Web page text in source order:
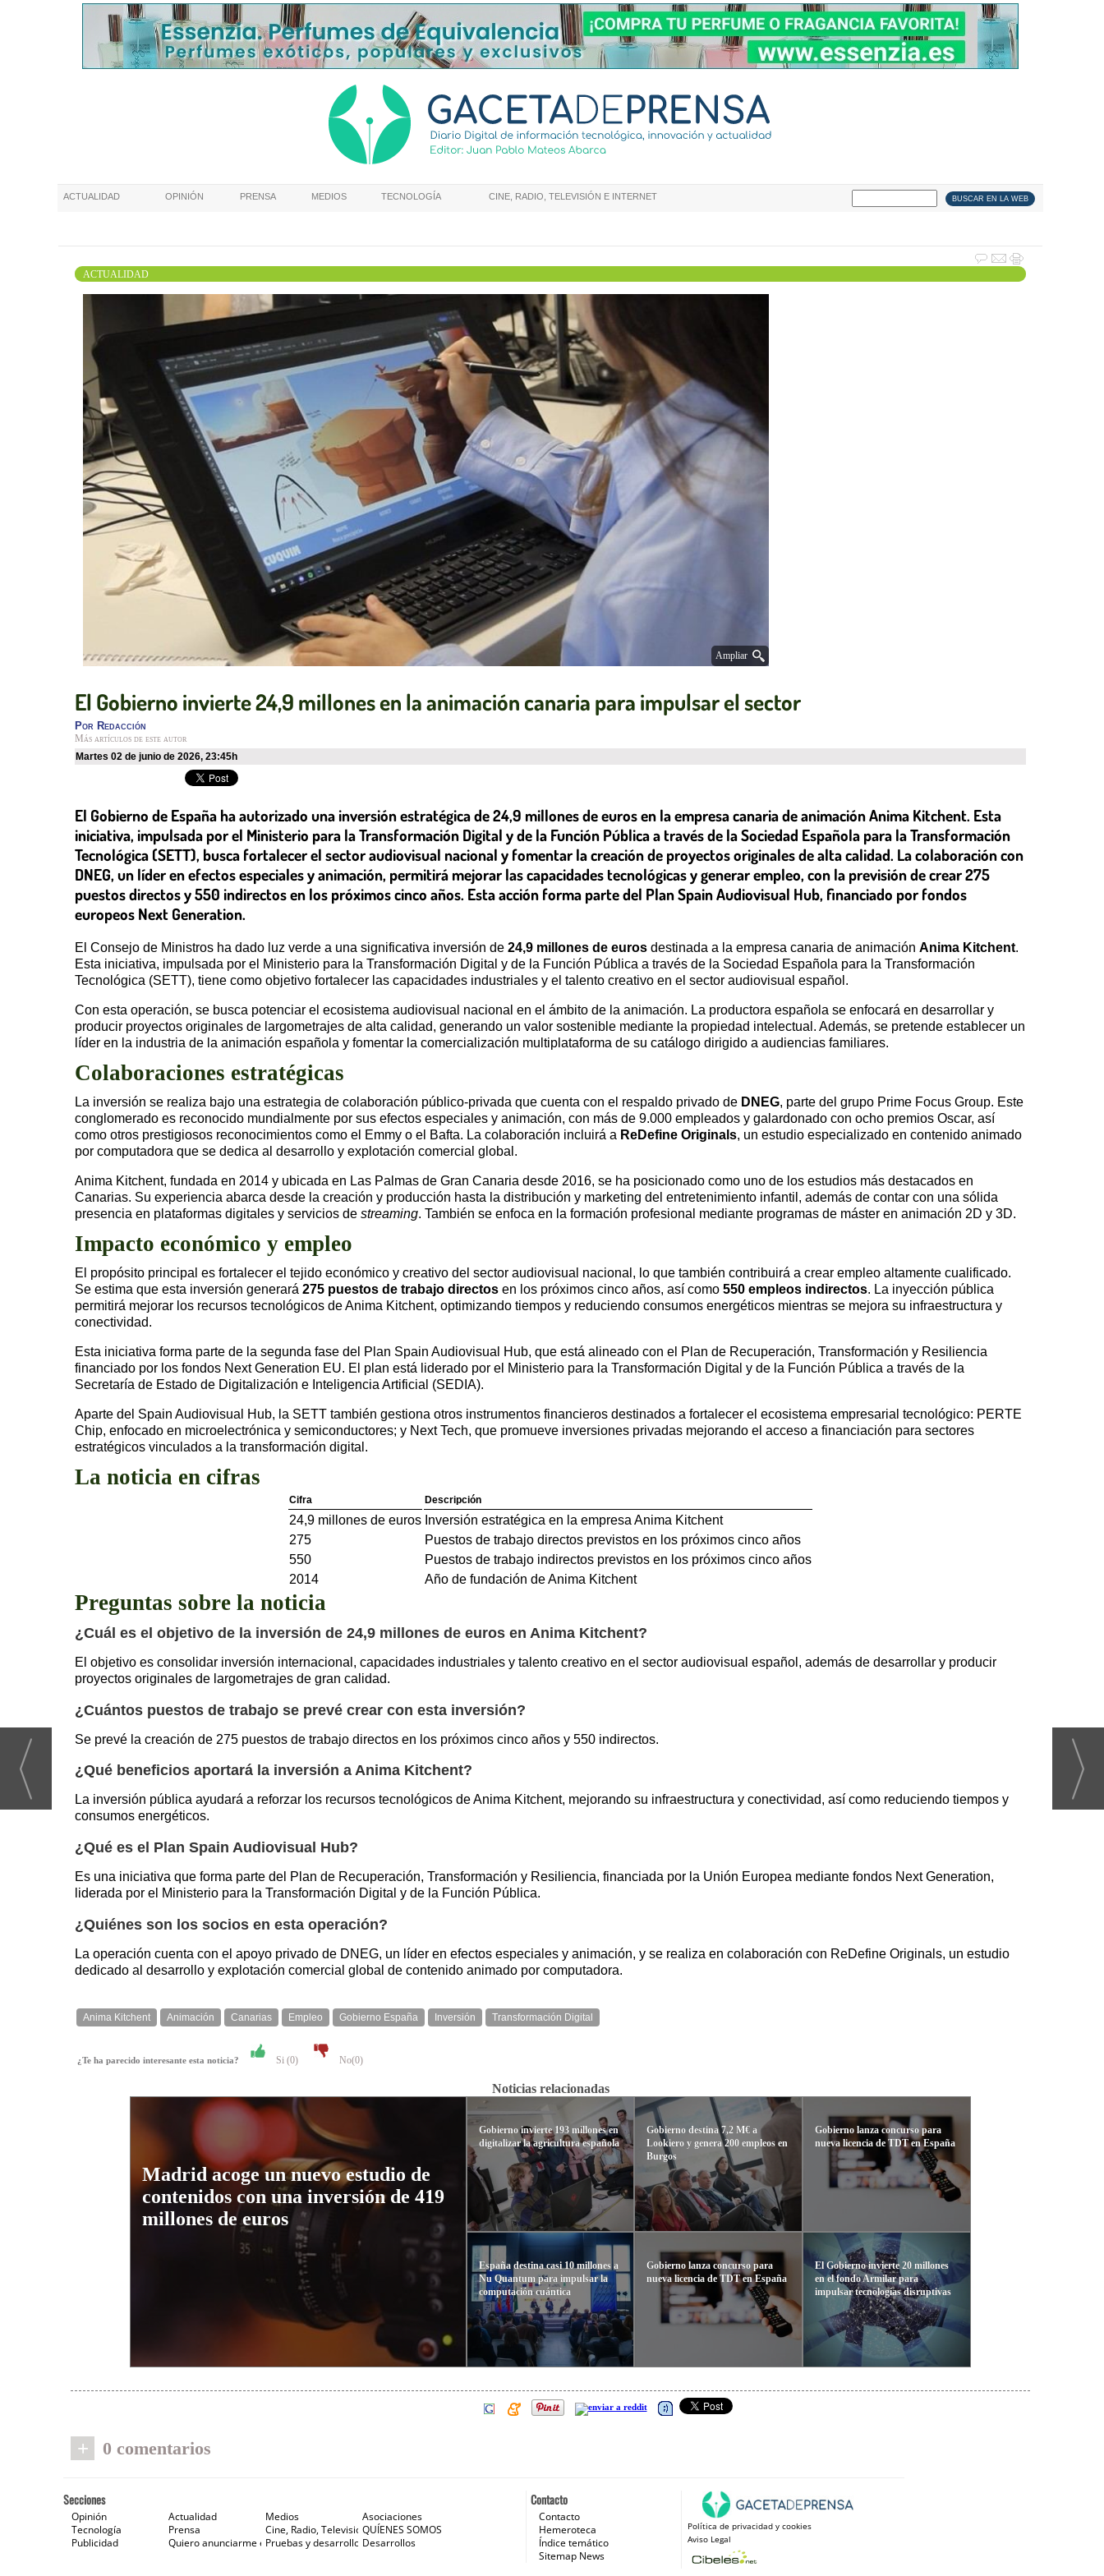
ACTUALIDAD OPINIÓN PRENSA MEDIOS TECNOLOGÍA CINE, RADIO, TELEVISIÓN E INTERNET
ACTUALIDAD
Ampliar
El Gobierno invierte 24,9 millones en la animación canaria para impulsar el sector
Por Redacción
Más artículos de este autor
martes 02 de junio de 2026, 23:45h
El Gobierno de España ha autorizado una inversión estratégica de 24,9 millones de euros en la empresa canaria de animación Anima Kitchent. Esta
iniciativa, impulsada por el Ministerio para la Transformación Digital y de la Función Pública a través de la Sociedad Española para la Transformación
Tecnológica (SETT), busca fortalecer el sector audiovisual nacional y fomentar la creación de proyectos originales de alta calidad. La colaboración con
DNEG, un líder en efectos especiales y animación, permitirá mejorar las capacidades tecnológicas y generar empleo, con la previsión de crear 275
puestos directos y 550 indirectos en los próximos cinco años. Esta acción forma parte del Plan Spain Audiovisual Hub, financiado por fondos
europeos Next Generation.
El Consejo de Ministros ha dado luz verde a una significativa inversión de 24,9 millones de euros destinada a la empresa canaria de animación Anima Kitchent.
Esta iniciativa, impulsada por el Ministerio para la Transformación Digital y de la Función Pública a través de la Sociedad Española para la Transformación
Tecnológica (SETT), tiene como objetivo fortalecer las capacidades industriales y el talento creativo en el sector audiovisual español.
Con esta operación, se busca potenciar el ecosistema audiovisual nacional en el ámbito de la animación. La productora española se enfocará en desarrollar y
producir proyectos originales de largometrajes de alta calidad, generando un valor sostenible mediante la propiedad intelectual. Además, se pretende establecer un
líder en la industria de la animación española y fomentar la comercialización multiplataforma de su catálogo dirigido a audiencias familiares.
Colaboraciones estratégicas
La inversión se realiza bajo una estrategia de colaboración público-privada que cuenta con el respaldo privado de DNEG, parte del grupo Prime Focus Group. Este
conglomerado es reconocido mundialmente por sus efectos especiales y animación, con más de 9.000 empleados y galardonado con ocho premios Oscar, así
como otros prestigiosos reconocimientos como el Emmy o el Bafta. La colaboración incluirá a ReDefine Originals, un estudio especializado en contenido animado
por computadora que se dedica al desarrollo y explotación comercial global.
Anima Kitchent, fundada en 2014 y ubicada en Las Palmas de Gran Canaria desde 2016, se ha posicionado como uno de los estudios más destacados en
Canarias. Su experiencia abarca desde la creación y producción hasta la distribución y marketing del entretenimiento infantil, además de contar con una sólida
presencia en plataformas digitales y servicios de streaming. También se enfoca en la formación profesional mediante programas de máster en animación 2D y 3D.
Impacto económico y empleo
El propósito principal es fortalecer el tejido económico y creativo del sector audiovisual nacional, lo que también contribuirá a crear empleo altamente cualificado.
Se estima que esta inversión generará 275 puestos de trabajo directos en los próximos cinco años, así como 550 empleos indirectos. La inyección pública
permitirá mejorar los recursos tecnológicos de Anima Kitchent, optimizando tiempos y reduciendo consumos energéticos mientras se mejora su infraestructura y
conectividad.
Esta iniciativa forma parte de la segunda fase del Plan Spain Audiovisual Hub, que está alineado con el Plan de Recuperación, Transformación y Resiliencia
financiado por los fondos Next Generation EU. El plan está liderado por el Ministerio para la Transformación Digital y de la Función Pública a través de la
Secretaría de Estado de Digitalización e Inteligencia Artificial (SEDIA).
Aparte del Spain Audiovisual Hub, la SETT también gestiona otros instrumentos financieros destinados a fortalecer el ecosistema empresarial tecnológico: PERTE
Chip, enfocado en microelectrónica y semiconductores; y Next Tech, que promueve inversiones privadas mejorando el acceso a financiación para sectores
estratégicos vinculados a la transformación digital.
La noticia en cifras
Cifra Descripción
24,9 millones de euros Inversión estratégica en la empresa Anima Kitchent
275
Puestos de trabajo directos previstos en los próximos cinco años
550
Puestos de trabajo indirectos previstos en los próximos cinco años
2014
Año de fundación de Anima Kitchent
Preguntas sobre la noticia
¿Cuál es el objetivo de la inversión de 24,9 millones de euros en Anima Kitchent?
El objetivo es consolidar inversión internacional, capacidades industriales y talento creativo en el sector audiovisual español, además de desarrollar y producir
proyectos originales de largometrajes de gran calidad.
¿Cuántos puestos de trabajo se prevé crear con esta inversión?
Se prevé la creación de 275 puestos de trabajo directos en los próximos cinco años y 550 indirectos.
¿Qué beneficios aportará la inversión a Anima Kitchent?
La inversión pública ayudará a reforzar los recursos tecnológicos de Anima Kitchent, mejorando su infraestructura y conectividad, así como reduciendo tiempos y
consumos energéticos.
¿Qué es el Plan Spain Audiovisual Hub?
Es una iniciativa que forma parte del Plan de Recuperación, Transformación y Resiliencia, financiada por la Unión Europea mediante fondos Next Generation,
liderada por el Ministerio para la Transformación Digital y de la Función Pública.
¿Quiénes son los socios en esta operación?
La operación cuenta con el apoyo privado de DNEG, un líder en efectos especiales y animación, y se realiza en colaboración con ReDefine Originals, un estudio
dedicado al desarrollo y explotación comercial global de contenido animado por computadora.
Anima Kitchent Animación Canarias Empleo Gobierno España Inversión Transformación Digital
¿Te ha parecido interesante esta noticia? Si (0) No(0)
Noticias relacionadas
Madrid acoge un nuevo estudio de
contenidos con una inversión de 419
millones de euros
Gobierno invierte 193 millones en
digitalizar la agricultura española
España destina casi 10 millones a
Nu Quantum para impulsar la
computación cuántica
Gobierno destina 7,2 M€ a
Lookiero y genera 200 empleos en
Burgos
Gobierno lanza concurso para
nueva licencia de TDT en España
Gobierno lanza concurso para
nueva licencia de TDT en España
El Gobierno invierte 20 millones
en el fondo Armilar para
impulsar tecnologías disruptivas
+ 0 comentarios
Contacto
Contacto
Hemeroteca
Índice temático
Sitemap News
Política de privacidad y cookies
Aviso Legal
Secciones
Opinión Actualidad Medios
Asociaciones
Tecnología
Prensa Cine, Radio, Televisión e Internet
QUÍENES SOMOS
Publicidad
Quiero anunciarme en Gaceta de Prensa
Pruebas y desarrollosDesarrollos